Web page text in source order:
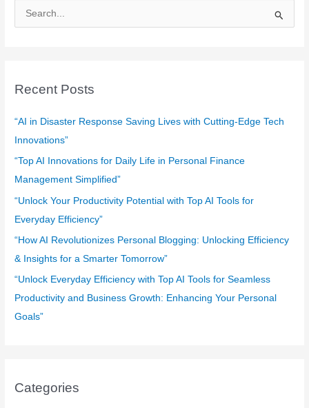
e
c
f
o
r
:
Recent Posts
“AI in Disaster Response Saving Lives with Cutting-Edge Tech
Innovations”
“Top AI Innovations for Daily Life in Personal Finance
Management Simplified”
“Unlock Your Productivity Potential with Top AI Tools for
Everyday Efficiency”
“How AI Revolutionizes Personal Blogging: Unlocking Efficiency
& Insights for a Smarter Tomorrow”
“Unlock Everyday Efficiency with Top AI Tools for Seamless
Productivity and Business Growth: Enhancing Your Personal
Goals”
Categories